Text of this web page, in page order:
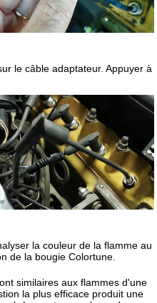
le câble adaptateur. Appuyer à
la couleur de la flamme au
de la bougie Colortune.
similaires aux flammes d'une
la plus efficace produit une